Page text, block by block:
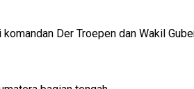
Der Troepen dan Wakil